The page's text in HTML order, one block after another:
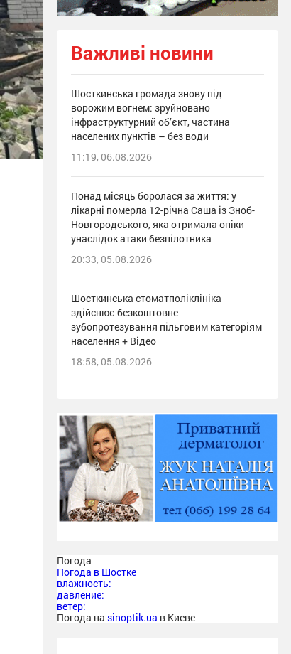
Важливі новини
Шосткинська громада знову під
ворожим вогнем: зруйновано
інфраструктурний об’єкт, частина
населених пунктів – без води
11:19, 06.08.2026
Понад місяць боролася за життя: у
лікарні померла 12-річна Саша із Зноб-
Новгородського, яка отримала опіки
унаслідок атаки безпілотника
20:33, 05.08.2026
Шосткинська стоматполіклініка
здійснює безкоштовне
зубопротезування пільговим категоріям
населення + Відео
18:58, 05.08.2026
Погода
Погода в Шостке
влажность:
давление:
ветер:
Погода на sinoptik.ua в Киеве